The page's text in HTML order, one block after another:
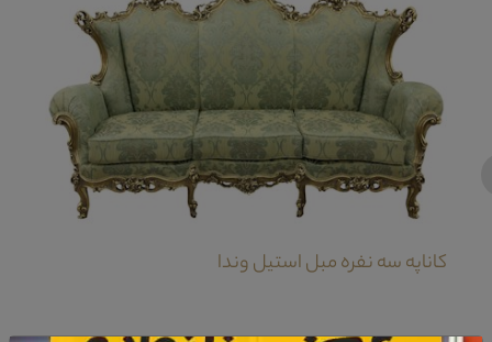
کاناپه سه نفره مبل استیل وندا
‹